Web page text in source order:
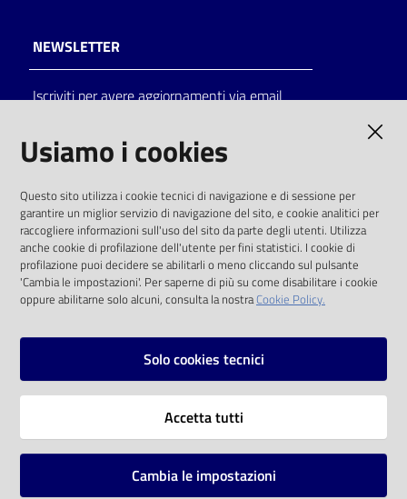
on line
Eventi
Chiedi al
bibliotecario
Avvisi
NEWSLETTER
Iscriviti per avere aggiornamenti via email
solo alle condizioni previste dalla direttiva
comunitaria 2003/98/CE e dal d.lgs. 36/2006
SOCIAL
Instagram
Vai alla pagina
Usiamo i cookies
Questo sito utilizza i cookie tecnici di navigazione e di sessione per
garantire un miglior servizio di navigazione del sito, e cookie analitici per
raccogliere informazioni sull'uso del sito da parte degli utenti. Utilizza
anche cookie di profilazione dell'utente per fini statistici. I cookie di
profilazione puoi decidere se abilitarli o meno cliccando sul pulsante
'Cambia le impostazioni'. Per saperne di più su come disabilitare i cookie
oppure abilitarne solo alcuni, consulta la nostraCookie Policy.
Solo cookies tecnici
Accetta tutti
Cambia le impostazioni